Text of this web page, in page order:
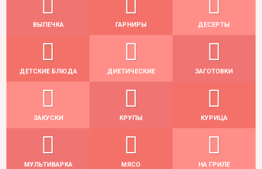
ВЫПЕЧКА ГАРНИРЫ ДЕСЕРТЫ
ДЕТСКИЕ БЛЮДА ДИЕТИЧЕСКИЕ ЗАГОТОВКИ
ЗАКУСКИ КРУПЫ КУРИЦА
МУЛЬТИВАРКА МЯСО НА ГРИЛЕ